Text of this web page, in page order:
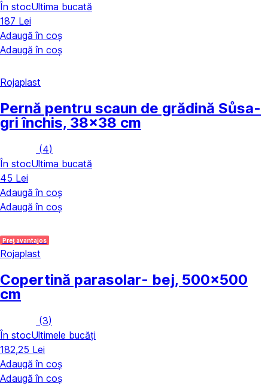
În stocUltima bucată
187 Lei
Adaugă în coș
Adaugă în coș
Rojaplast
Pernă pentru scaun de grădină Sůsa-
gri închis, 38x38 cm
(4)
În stocUltima bucată
45 Lei
Adaugă în coș
Adaugă în coș
Preț avantajos
Rojaplast
Copertină parasolar- bej, 500x500
cm
(3)
În stocUltimele bucăți
182,25 Lei
Adaugă în coș
Adaugă în coș